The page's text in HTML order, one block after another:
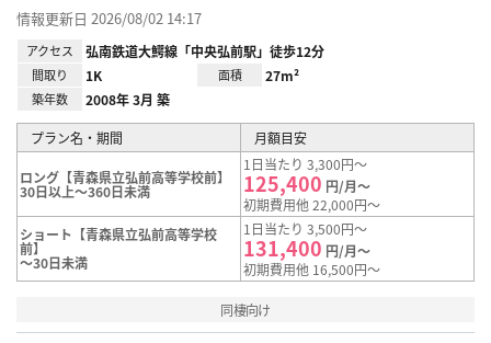
情報更新日 2026/08/02 14:17
アクセス 弘南鉄道大鰐線「中央弘前駅」徒歩12分
間取り 1K 面積 27m²
築年数 2008年 3月 築
プラン名・期間 月額目安
ロング【青森県立弘前高等学校前】
30日以上～360日未満
1日当たり 3,300円～
125,400 円/月～
初期費用他 22,000円～
ショート【青森県立弘前高等学校
前】
～30日未満
1日当たり 3,500円～
131,400 円/月～
初期費用他 16,500円～
同棲向け